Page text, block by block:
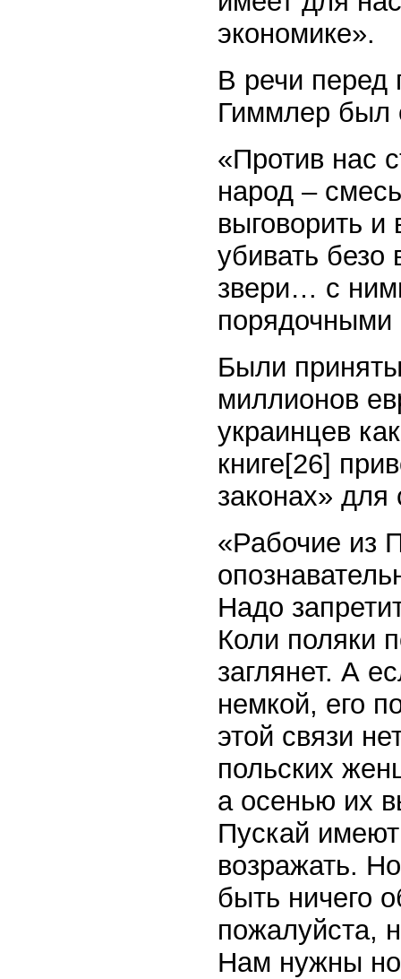
экономике».
В речи перед
Гиммлер был
«Против нас
народ –
выговорить и
убивать
звери… с
порядочными
Были
миллионов
украинцев
книге[26]
законах» для
«Рабочие из
Надо
Коли поляки
заглянет. А
немкой, его
этой связи
польских
а осенью их
Пускай имеют
возражать.
быть ничего
пожалуйста,
Нам нужны